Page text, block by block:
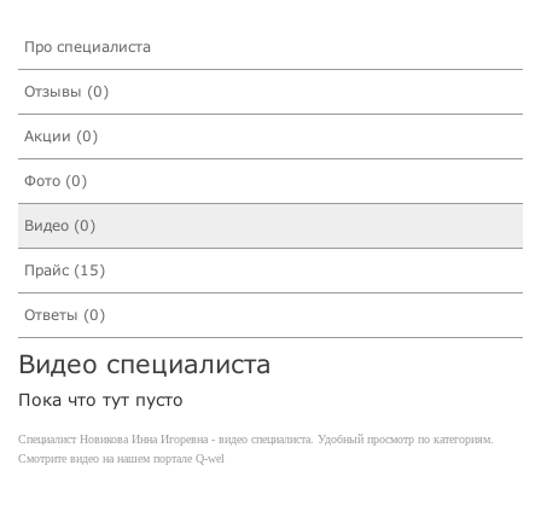
Про специалиста
Отзывы (0)
Акции (0)
Фото (0)
Видео (0)
Прайс (15)
Ответы (0)
Видео специалиста
Пока что тут пусто
Специалист Новикова Инна Игоревна - видео специалиста. Удобный просмотр по категориям.
Смотрите видео на нашем портале Q-wel